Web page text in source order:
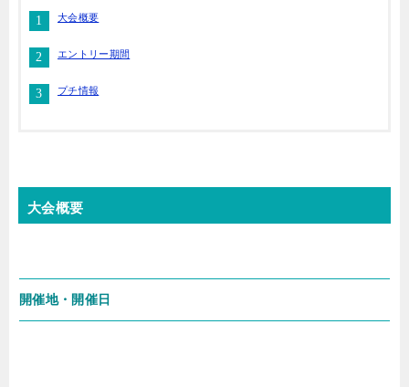
大会概要
エントリー期間
プチ情報
大会概要
開催地・開催日